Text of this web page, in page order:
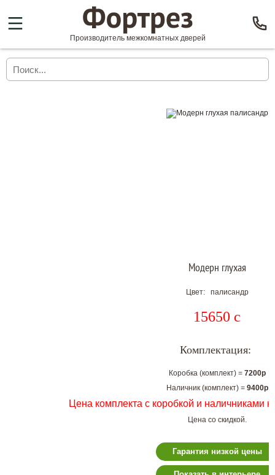
Производитель межкомнатных дверей
Модерн глухая
Цвет: палисандр
15650 c
Комплектация:
Коробка (комплект) = 7200р
Наличник (комплект) = 9400р
Цена комплекта с коробкой и наличниками
Цена со скидкой.
Гарантия низкой цены